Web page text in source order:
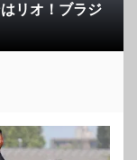
リオ！ブラジ